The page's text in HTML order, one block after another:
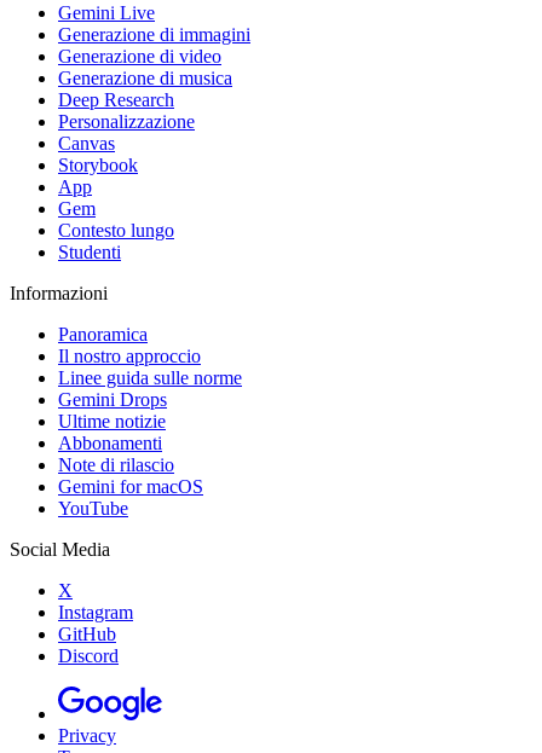
Gemini Live
Generazione di immagini
Generazione di video
Generazione di musica
Deep Research
Personalizzazione
Canvas
Storybook
App
Gem
Contesto lungo
Studenti
Informazioni
Panoramica
Il nostro approccio
Linee guida sulle norme
Gemini Drops
Ultime notizie
Abbonamenti
Note di rilascio
Gemini for macOS
YouTube
Social Media
X
Instagram
GitHub
Discord
Privacy